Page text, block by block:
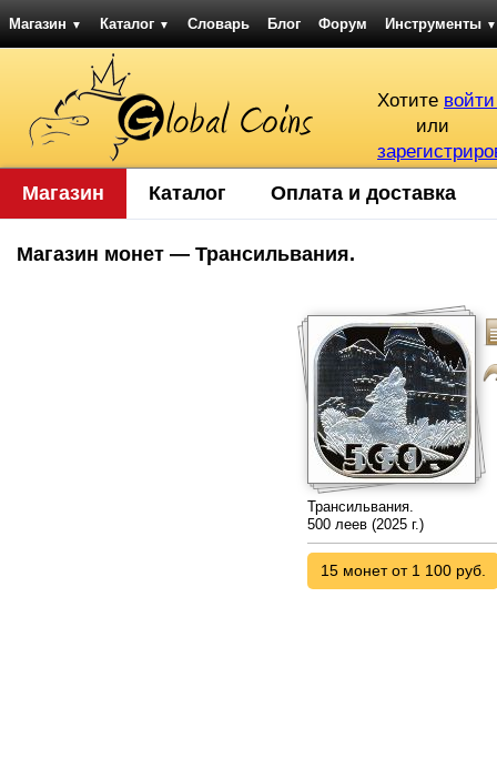
Магазин ▼ Каталог ▼ Словарь Блог Форум Инструменты ▼
Хотите
или
Магазин Каталог Оплата и доставка
Магазин монет — Трансильвания.
Трансильвания.
500 леев (2025 г.)
15 монет от 1 100 руб.